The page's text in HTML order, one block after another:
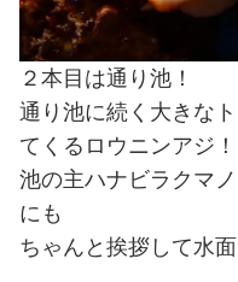
２本目は通り池！
通り池に続く大きな
てくるロウニンアジ！
池の主ハナビラクマ
にも
ちゃんと挨拶して水